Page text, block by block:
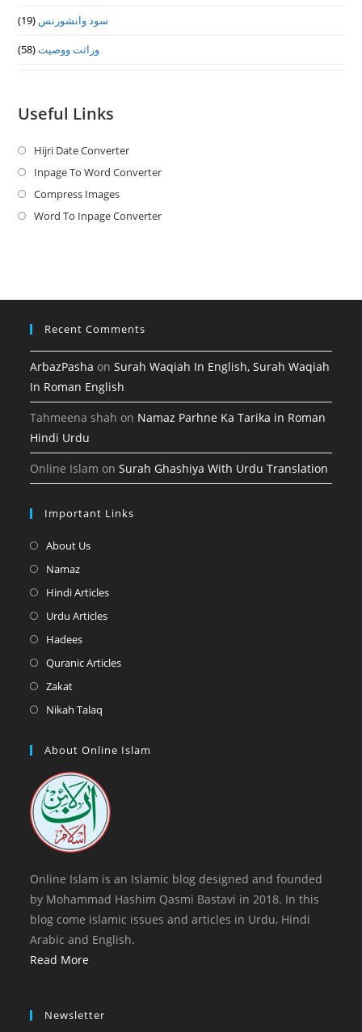
سود وانشورنس (19)
وراثت ووصيت(58)
Useful Links
Hijri Date ConverterOpens
in
new
Inpage To Word ConverterOpens
a
Compress ImagesOpens
in
Word To Inpage ConverterOpens
tab
Recent Comments
ArbazPasha onSurah Waqiah In English, Surah Waqiah
In Roman English
Tahmeena shah on Namaz Parhne Ka Tarika in Roman
Hindi Urdu
Online Islam onSurah Ghashiya With Urdu Translation
Important Links
About UsOpens
tab
NamazOpens
in
tab
Hindi ArticlesOpens
tab
Urdu ArticlesOpens
HadeesOpens
in
tab
Quranic ArticlesOpens
ZakatOpens
in
new
Nikah Talaq
a
tab
About Online Islam
Online Islam is an Islamic blog designed and founded
by Mohammad Hashim Qasmi Bastavi in 2018. In this
blog come islamic issues and articles in Urdu, Hindi
Arabic and English.
Read More
Newsletter